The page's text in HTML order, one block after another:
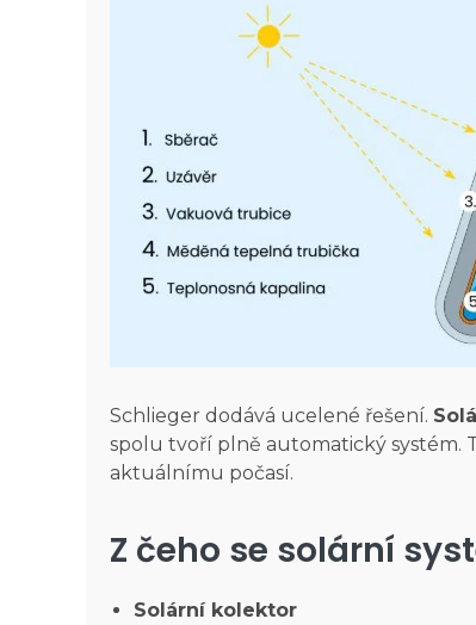
​​Schlieger dodává ucelené řešení.
spolu tvoří plně automatický systém.
aktuálnímu počasí.
Z čeho se solární
Solární kolektor